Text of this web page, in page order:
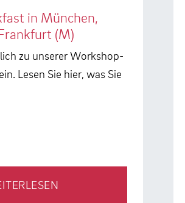
in München,
(M)
zu unserer Workshop-
Lesen Sie hier, was Sie